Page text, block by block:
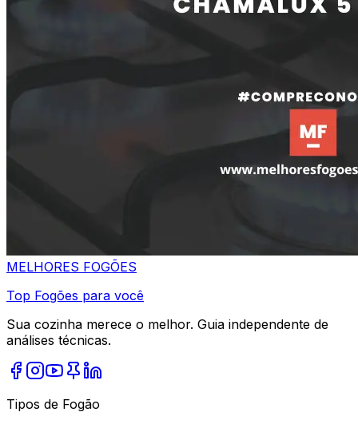
MELHORES FOGÕES
Top Fogões para você
Sua cozinha merece o melhor. Guia independente de
análises técnicas.
Tipos de Fogão